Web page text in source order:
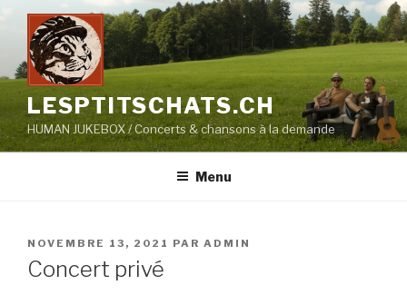
contenu
principal
LESPTITSCHATS.CH
HUMAN JUKEBOX / Concerts & chansons à la demande
Menu
PUBLIÉ
LE
NOVEMBRE 13, 2021 PAR ADMIN
Concert privé